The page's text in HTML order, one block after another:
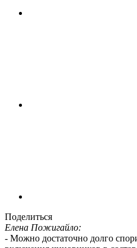
Поделиться
Елена Пожигайло:
- Можно достаточно долго